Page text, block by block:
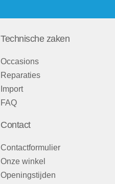
Technische zaken
Occasions
Reparaties
Import
FAQ
Contact
Contactformulier
Onze winkel
Openingstijden